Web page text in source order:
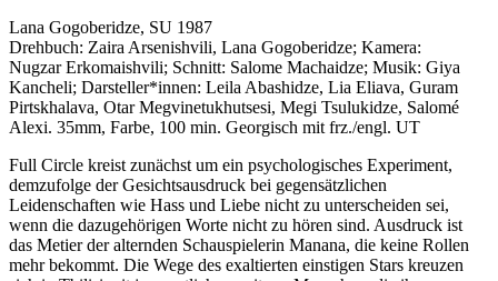
Lana Gogoberidze, SU 1987
Drehbuch: Zaira Arsenishvili, Lana Gogoberidze; Kamera:
Nugzar Erkomaishvili; Schnitt: Salome Machaidze; Musik: Giya
Kancheli; Darsteller*innen: Leila Abashidze, Lia Eliava, Guram
Pirtskhalava, Otar Megvinetukhutsesi, Megi Tsulukidze, Salomé
Alexi. 35mm, Farbe, 100 min. Georgisch mit frz./engl. UT
Full Circle kreist zunächst um ein psychologisches Experiment,
demzufolge der Gesichtsausdruck bei gegensätzlichen
Leidenschaften wie Hass und Liebe nicht zu unterscheiden sei,
wenn die dazugehörigen Worte nicht zu hören sind. Ausdruck ist
das Metier der alternden Schauspielerin Manana, die keine Rollen
mehr bekommt. Die Wege des exaltierten einstigen Stars kreuzen